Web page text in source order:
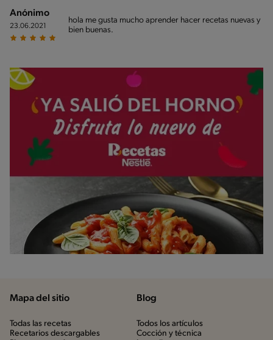
Anónimo
23.06.2021
hola me gusta mucho aprender hacer recetas nuevas y
bien buenas.
Mapa del sitio
Todas las recetas
Recetarios descargables
Blog
Todos los artículos
Cocción y técnica